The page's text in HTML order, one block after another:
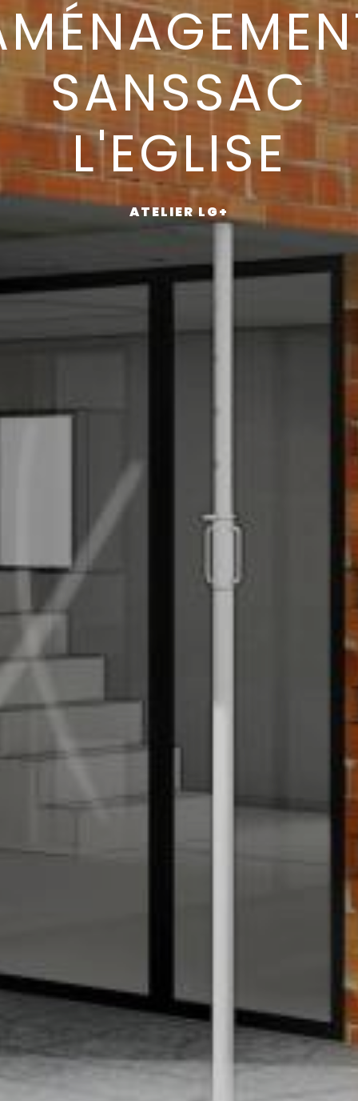
SANSSAC
L'EGLISE
ATELIER LG+